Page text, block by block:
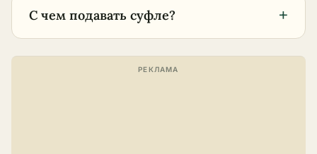
С чем подавать суфле? +